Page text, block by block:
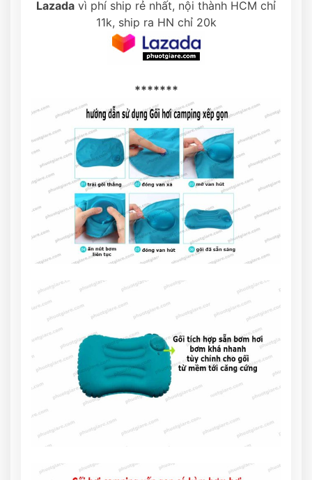
Lazada vì phí ship rẻ nhất, nội thành HCM chỉ
11k, ship ra HN chỉ 20k
*******